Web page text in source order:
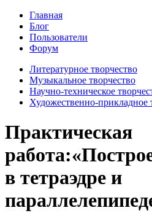
Главная
Блог
Пользователи
Форум
Литературное творчество
Музыкальное творчество
Научно-техническое
Художественно-прикладное
Практическая
в тетраэдре и